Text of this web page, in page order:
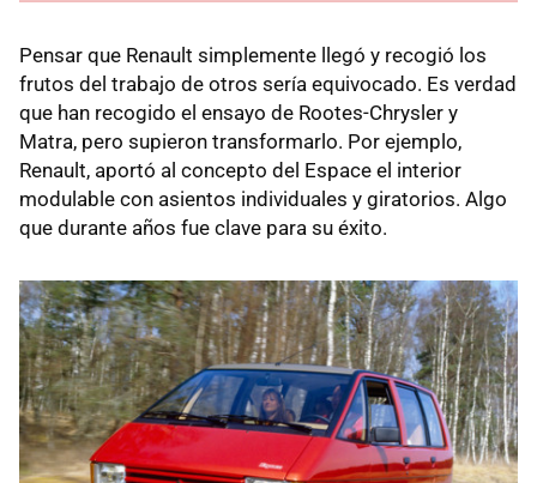
Pensar que Renault simplemente llegó y recogió los
frutos del trabajo de otros sería equivocado. Es verdad
que han recogido el ensayo de Rootes-Chrysler y
Matra, pero supieron transformarlo. Por ejemplo,
Renault, aportó al concepto del Espace el interior
modulable con asientos individuales y giratorios. Algo
que durante años fue clave para su éxito.